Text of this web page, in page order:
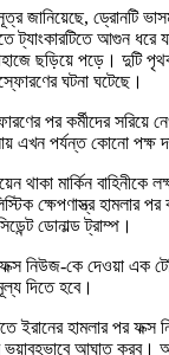
জানিয়েছে, ড্রোনটি
ট্যাংকারটিতে আগুন
ছড়িয়ে পড়ে। দুটি
ঘটনা ঘটেছে।
পর কর্মীদের সরিয়ে
এখন পর্যন্ত কোনো পক্ষ
থাকা মার্কিন বাহিনীকে
ক্ষেপণাস্ত্র হামলার
ডোনাল্ড ট্রাম্প।
ফক্স নিউজ-কে দেওয়া এক
দিতে হবে।
ইরানের হামলার পর ফক্স
ভয়াবহভাবে আঘাত করব।